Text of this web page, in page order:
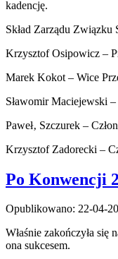
kadencję.
Skład Zarządu Związku
Krzysztof Osipowicz –
Marek Kokot – Wice
Sławomir Maciejewski –
Paweł‚ Szczurek –
Krzysztof Zadorecki –
Po Konwencji
Opublikowano: 22-04-
Właśnie zakończyła się
ona sukcesem.